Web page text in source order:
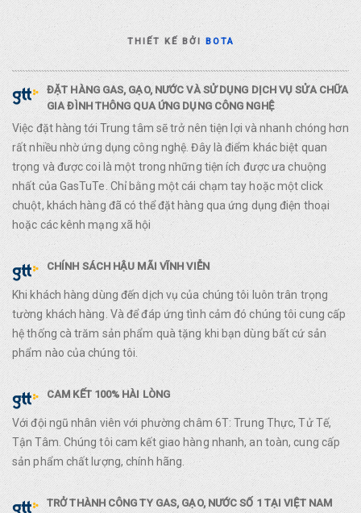
THIẾT KẾ BỞIBOTA
ĐẶT HÀNG GAS, GẠO, NƯỚC VÀ SỬ DỤNG DỊCH VỤ SỬA CHỮA
GIA ĐÌNH THÔNG QUA ỨNG DỤNG CÔNG NGHỆ
Việc đặt hàng tới Trung tâm sẽ trở nên tiện lợi và nhanh chóng hơn
rất nhiều nhờ ứng dụng công nghệ. Đây là điểm khác biệt quan
trọng và được coi là một trong những tiện ích được ưa chuộng
nhất của GasTuTe. Chỉ bằng một cái chạm tay hoặc một click
chuột, khách hàng đã có thể đặt hàng qua ứng dụng điện thoại
hoặc các kênh mạng xã hội
CHÍNH SÁCH HẬU MÃI VĨNH VIỄN
Khi khách hàng dùng đến dịch vụ của chúng tôi luôn trân trọng
tường khách hàng. Và để đáp ứng tình cảm đó chúng tôi cung cấp
hệ thống cà trăm sản phẩm quà tặng khi bạn dùng bất cứ sản
phẩm nào của chúng tôi.
CAM KẾT 100% HÀI LÒNG
Với đội ngũ nhân viên với phường châm 6T: Trung Thực, Tử Tế,
Tận Tâm. Chúng tôi cam kết giao hàng nhanh, an toàn, cung cấp
sản phẩm chất lượng, chính hãng.
TRỞ THÀNH CÔNG TY GAS, GẠO, NƯỚC SỐ 1 TẠI VIỆT NAM